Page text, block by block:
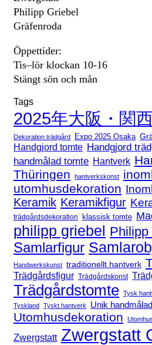
Philipp Griebel
Gräfenroda
Öppettider:
Tis–lör klockan 10-16
Stängt sön och mån
Tags
2025年大阪・関
Dekoration trädgård Expo 2025 Osaka
Handgjord tomte Handgjord
handmålad tomte Hantverk
Thüringen
hantverkskonst
utomhusdekoration
Keramik Keramikfigur
trädgårdsdekoration
klassisk tomte
philipp griebel Philipp
Samlarfigur
Handwerkskunst traditionellt hantverk
Trädgårdsfigur Trädgårdskonst
Trädgårdstomte Tysk
Tyskland Tyskt hantverk Unik
Utomhusdekoration
Zwergstatt Zwergstatt